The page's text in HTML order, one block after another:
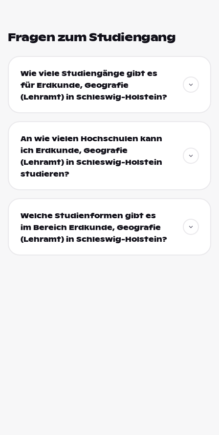
Fragen zum Studiengang
Wie viele Studiengänge gibt es
für Erdkunde, Geografie
(Lehramt) in Schleswig-Holstein?
An wie vielen Hochschulen kann
ich Erdkunde, Geografie
(Lehramt) in Schleswig-Holstein
studieren?
Welche Studienformen gibt es
im Bereich Erdkunde, Geografie
(Lehramt) in Schleswig-Holstein?